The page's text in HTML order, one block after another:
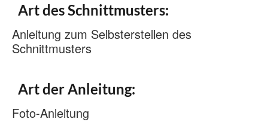
Art des Schnittmusters:
Anleitung zum Selbsterstellen des
Schnittmusters
Art der Anleitung:
Foto-Anleitung